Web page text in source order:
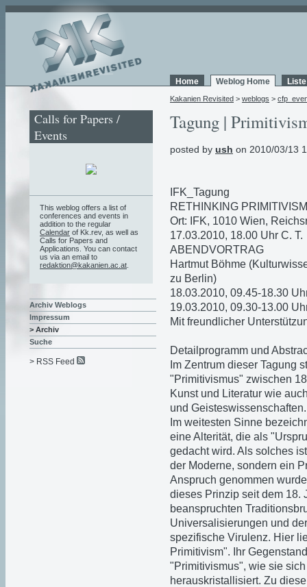
Home Weblog Home
Kakanien Revisited > weblogs >
Tagung |
posted by ush on 2010/03/13
IFK_Tagung
RETHINKING PRIMITIVISM
Ort: IFK, 1010 Wien,
17.03.2010, 18.00 Uhr C. T.
ABENDVORTRAG
Hartmut Böhme
zu Berlin)
18.03.2010, 09.45-18.30
19.03.2010, 09.30-13.00
Mit freundlicher
Detailprogramm und
Im Zentrum dieser Tagung
"Primitivismus" zwischen
Kunst und Literatur wie
und Geisteswissenschaften.
Im weitesten Sinne
eine Alterität, die als
gedacht wird. Als solches
der Moderne, sondern ein
Anspruch genommen
dieses Prinzip seit dem 18.
beanspruchten
Universalisierungen und
spezifische Virulenz. Hier
Primitivism". Ihr
"Primitivismus", wie sie
herauskristallisiert. Zu
Calls for Papers /
Events
This weblog offers a list of
conferences and events in
addition to the regular
Calendar of Kk.rev, as well as
Calls for Papers and
Applications. You can contact
us via an email to
redaktion@kakanien.ac.at
Archiv Weblogs
Impressum
> Archiv
Suche
> RSS Feed